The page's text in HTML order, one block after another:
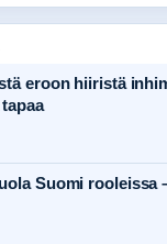
eroon hiiristä
Suomi rooleissa